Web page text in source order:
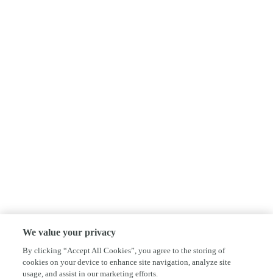
We value your privacy
By clicking “Accept All Cookies”, you agree to the storing of
cookies on your device to enhance site navigation, analyze site
usage, and assist in our marketing efforts.